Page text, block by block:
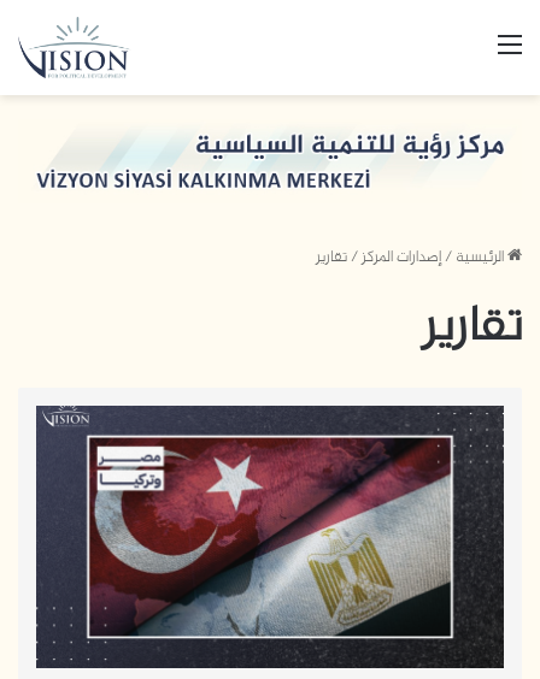
الرئيسية/إصدارات المركز/تقارير
تقارير